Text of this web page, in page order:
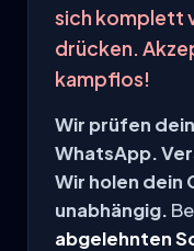
sich komplett
drücken.
kampflos!
Wir prüfen
WhatsApp.
Wir holen dein
unabhängig.
abgelehnten